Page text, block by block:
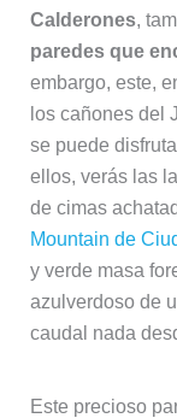
Calderones,
paredes que
embargo, este,
los cañones del
se puede
ellos, verás las
de cimas
Mountain de
y verde masa
azulverdoso de
caudal nada
Este precioso